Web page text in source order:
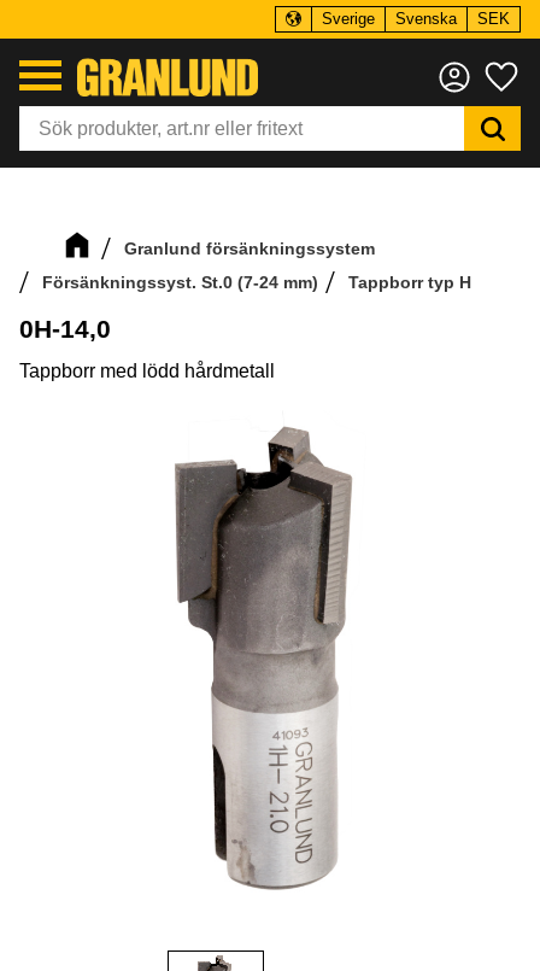
Sverige Svenska SEK
Granlund försänkningssystem
Försänkningssyst. St.0 (7-24 mm)
Tappborr typ H
0H-14,0
Tappborr med lödd hårdmetall